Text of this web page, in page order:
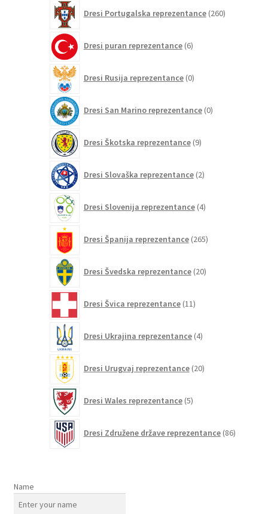
Dresi Portugalska reprezentance 260izdelkov
Dresi puran reprezentance 6izdelkov
Dresi Rusija reprezentance 0izdelkov
Dresi San Marino reprezentance 0izdelkov
Dresi Škotska reprezentance 9izdelkov
Dresi Slovaška reprezentance 2izdelka
Dresi Slovenija reprezentance 4izdelki
Dresi Španija reprezentance 265izdelkov
Dresi Švedska reprezentance 20izdelkov
Dresi Švica reprezentance 11izdelkov
Dresi Ukrajina reprezentance 4izdelki
Dresi Urugvaj reprezentance 20izdelkov
Dresi Wales reprezentance 5izdelkov
Dresi Združene države reprezentance 86izdelkov
Name